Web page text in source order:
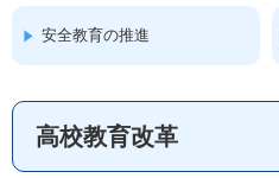
安全教育の推進
高校教育改革